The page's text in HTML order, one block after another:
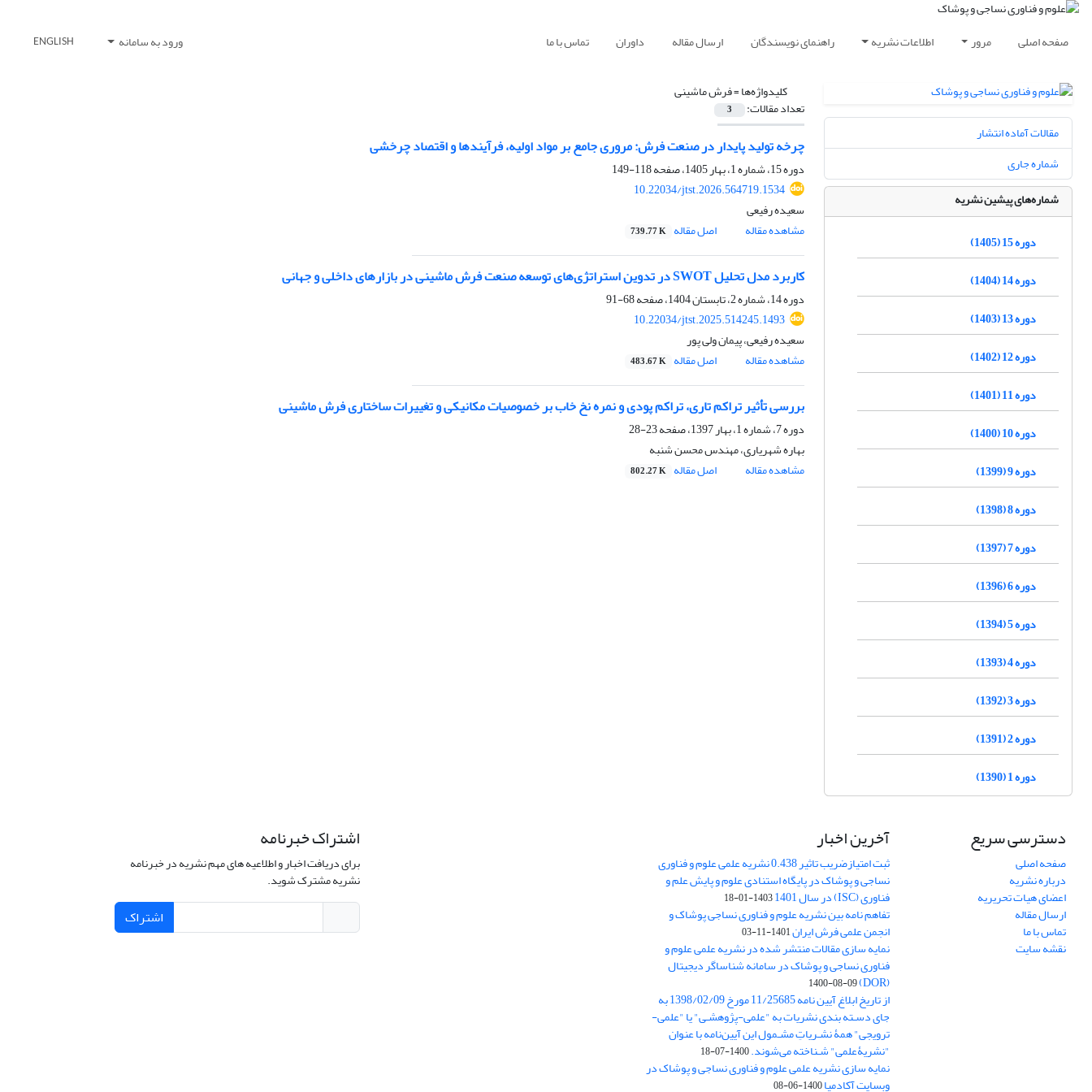
صفحه اصلی مرور اطلاعات نشریه راهنمای نویسندگان ارسال مقاله داوران تماس با ما ورود به سامانه ENGLISH
کلیدواژه‌ها =فرش ماشینی
تعداد مقالات: 3
چرخه تولید پایدار در صنعت فرش: مروری جامع بر مواد اولیه، فرآیندها و اقتصاد چرخشی
دوره 15، شماره 1، بهار 1405، صفحه
118-149
10.22034/jtst.2026.564719.1534
سعیده رفیعی
مشاهده مقاله
اصل مقاله 739.77 K
کاربرد مدل تحلیل SWOT در تدوین استراتژی‌های توسعه صنعت فرش ماشینی در بازارهای داخلی و جهانی
دوره 14، شماره 2، تابستان 1404، صفحه
68-91
10.22034/jtst.2025.514245.1493
سعیده رفیعی، پیمان ولی پور
مشاهده مقاله
اصل مقاله 483.67 K
بررسی تأثیر تراکم تاری، تراکم پودی و نمره نخ خاب بر خصوصیات مکانیکی و تغییرات ساختاری فرش ماشینی
دوره 7، شماره 1، بهار 1397، صفحه
23-28
بهاره شهریاری، مهندس محسن شنبه
مشاهده مقاله
اصل مقاله 802.27 K
مقالات آماده انتشار
شماره جاری
شماره‌های پیشین نشریه
دوره 15 (1405)
دوره 14 (1404)
دوره 13 (1403)
دوره 12 (1402)
دوره 11 (1401)
دوره 10 (1400)
دوره 9 (1399)
دوره 8 (1398)
دوره 7 (1397)
دوره 6 (1396)
دوره 5 (1394)
دوره 4 (1393)
دوره 3 (1392)
دوره 2 (1391)
دوره 1 (1390)
دسترسی سریع
صفحه اصلی
درباره نشریه
اعضای هیات تحریریه
ارسال مقاله
تماس با ما
نقشه سایت
آخرین اخبار
ثبت امتیازضریب تاثیر 0.438 نشریه علمی علوم و فناوری
نساجی و پوشاک در پایگاه استنادی علوم و پایش علم و
فناوری (ISC) در سال 1401 1403-01-18
تفاهم نامه بین نشریه علوم و فناوری نساجی پوشاک و
انجمن علمی فرش ایران1401-11-03
نمایه سازی مقالات منتشر شده در نشریه علمی علوم و
فناوری نساجی و پوشاک در سامانه شناساگر دیجیتال
(DOR)
1400-08-09
از تاریخ ابلاغ آیین نامه 11/25685 مورخ 1398/02/09 به
جای دسـته بندی نشریات به "علمی-پژوهشـی" یا "علمی-
ترویجی" همۀ نشـریاتِ مشـمول این آیین‌نامه با عنوان
"نشریۀعلمی" شـناخته می‌شوند.1400-07-18
نمایه سازی نشریه علمی علوم و فناوری نساجی و پوشاک در
وبسایت آکادمیا1400-06-08
اشتراک خبرنامه
برای دریافت اخبار و اطلاعیه های مهم نشریه در خبرنامه
نشریه مشترک شوید.
اشتراک